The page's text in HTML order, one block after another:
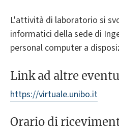
L'attività di laboratorio si
informatici della sede di
personal computer a
Link ad altre
https://virtuale.unibo.it
Orario di